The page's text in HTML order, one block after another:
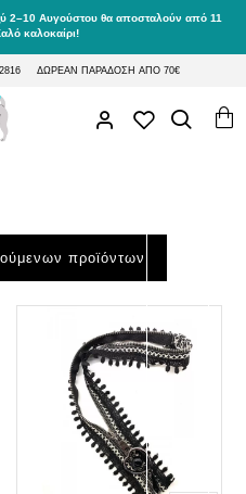
2–10 Αυγούστου θα αποσταλούν από 11
καλοκαίρι!
ΔΩΡΕΑΝ ΠΑΡΑΔΟΣΗ ΑΠΟ 70€
προϊόντων